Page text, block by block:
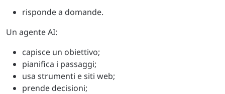
risponde a domande.
Un agente AI:
capisce un obiettivo;
pianifica i passaggi;
usa strumenti e siti web;
prende decisioni;